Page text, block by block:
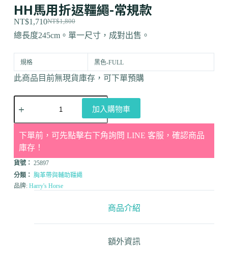
HH馬用折返韁繩-常規款
NT$1,800
NT$1,710
總長度245cm。單一尺寸，成對出售。
規格 黑色-FULL
此商品目前無現貨庫存，可下單預購
加入購物車
下單前，可先點擊右下角詢問 LINE 客服，確認商品
庫存！
貨號： 25897
分類： 胸革帶與輔助韁繩
品牌: Harry's Horse
商品介紹
額外資訊